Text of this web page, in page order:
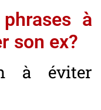
à
son ex?
à éviter